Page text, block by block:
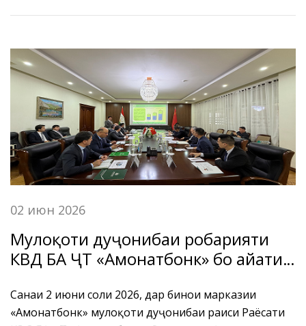
ибтикори Ассотсиатсияи ташкилотҳои молиявии
Тоҷикистон роҳандозӣ гардидааст, баргузор гардид.
02 июн 2026
Мулоқоти дуҷонибаи роҳбарияти
КВД БА ҶТ «Амонатбонк» бо ҳайати
Ҷумҳурии Мардумии Чин
Санаи 2 июни соли 2026, дар бинои марказии
«Амонатбонк» мулоқоти дуҷонибаи раиси Раёсати